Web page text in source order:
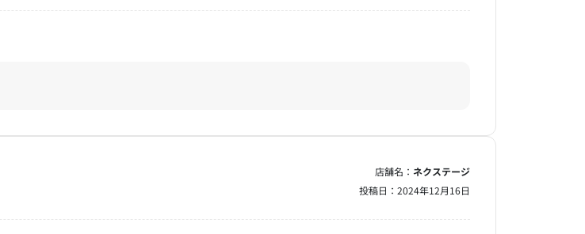
店舗名： ネクステージ
投稿日： 2024年12月16日